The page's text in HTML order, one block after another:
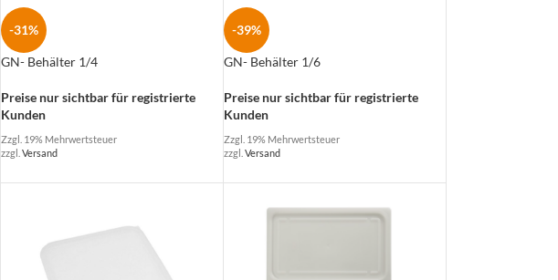
-31%
GN- Behälter 1/4
Preise nur sichtbar für registrierte
Kunden
Zzgl. 19% Mehrwertsteuer
zzgl. Versand
-39%
GN- Behälter 1/6
Preise nur sichtbar für registrierte
Kunden
Zzgl. 19% Mehrwertsteuer
zzgl. Versand